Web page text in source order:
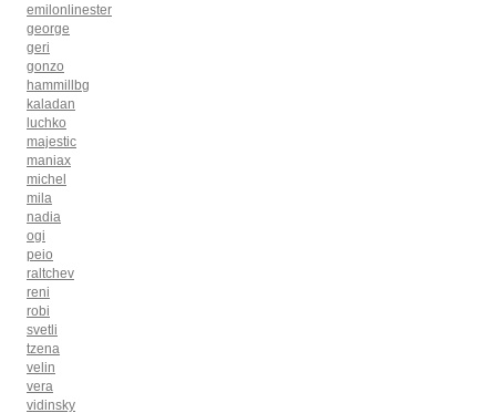
emilonlinester
george
geri
gonzo
hammillbg
kaladan
luchko
majestic
maniax
michel
mila
nadia
ogi
peio
raltchev
reni
robi
svetli
tzena
velin
vera
vidinsky